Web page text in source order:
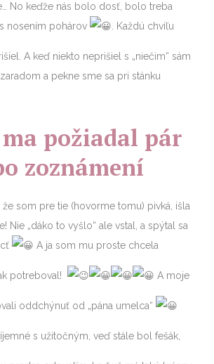
No keďže nás bolo dosť, bolo treba
nosením pohárov
. Každú chvíľu
A keď niekto neprišiel s „niečim“ sám
a pekne sme sa pri stánku
požiadal pár
zoznámení
som pre tie (hovorme tomu) pivká, išla
Nie „dáko to vyšlo“ ale vstal, a spýtal sa
A ja som mu proste chcela
potreboval! A moje
oddchýnuť od „pána umelca“
s užitočným, veď stále bol fešák,